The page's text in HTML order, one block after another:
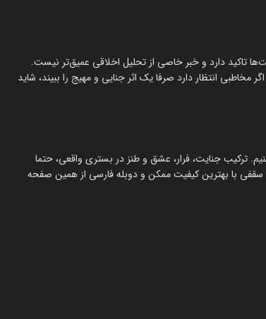
تاکید دارد و خبر خاصی از تحلیل اخلاقی عمیق‌تر نیست.
انتظار دارد صرفا یک اثر جنایی و مهیج را ببیند، شاید
ترکیب جنایت، فرار، عشق و طنز در بستری واقعی، حتما
سقفی با بهترین کیفیت ممکن و دوبله فارسی از همین صفحه